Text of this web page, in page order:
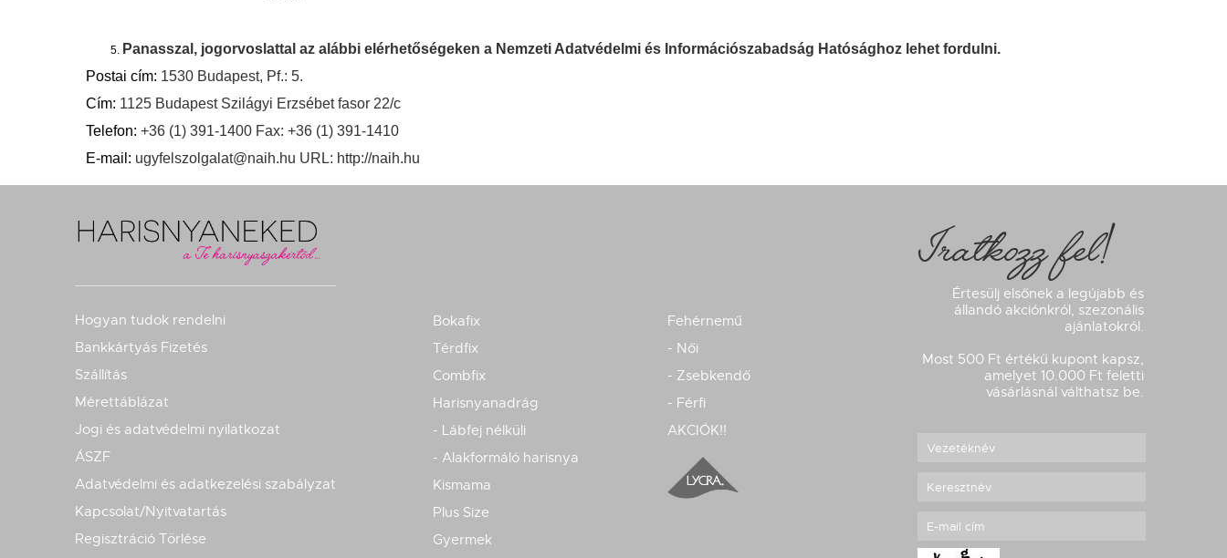
Panasszal, jogorvoslattal az alábbi elérhetőségeken a Nemzeti Adatvédelmi és Információszabadság Hatósághoz lehet fordulni.
Postai cím: 1530 Budapest, Pf.: 5.
Cím: 1125 Budapest Szilágyi Erzsébet fasor 22/c
Telefon: +36 (1) 391-1400 Fax: +36 (1) 391-1410
E-mail: ugyfelszolgalat@naih.hu URL: http://naih.hu
Hogyan tudok rendelni
Bankkártyás Fizetés
Szállítás
Mérettáblázat
Jogi és adatvédelmi nyilatkozat
ÁSZF
Adatvédelmi és adatkezelési szabályzat
Kapcsolat/Nyitvatartás
Regisztráció Törlése
Bokafix
Térdfix
Combfix
Harisnyanadrág
- Lábfej nélküli
- Alakformáló harisnya
Kismama
Plus Size
Gyermek
Fehérnemű
- Női
- Zsebkendő
- Férfi
AKCIÓK!!
Iratkozz fel!
Értesülj elsőnek a legújabb és
állandó akciónkról, szezonális
ajánlatokról.
Most 500 Ft értékű kupont kapsz,
amelyet 10.000 Ft feletti
vásárlásnál válthatsz be.